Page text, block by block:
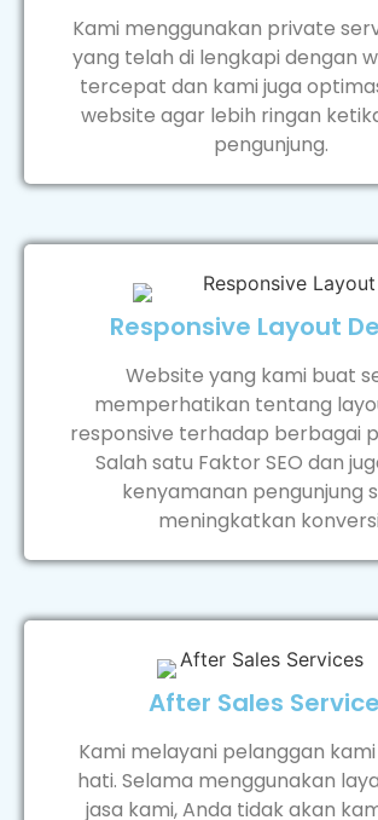
Kami menggunakan private
yang telah di lengkapi dengan
tercepat dan kami juga
website agar lebih ringan
pengunjung.
Responsive Layout
Website yang kami buat
memperhatikan tentang
responsive terhadap berbagai
Salah satu Faktor SEO dan
kenyamanan pengunjung
meningkatkan
After Sales
Kami melayani pelanggan
hati. Selama menggunakan
jasa kami, Anda tidak akan